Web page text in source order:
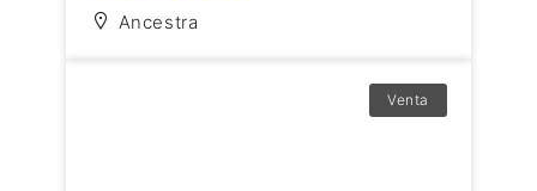
Ancestra
Venta